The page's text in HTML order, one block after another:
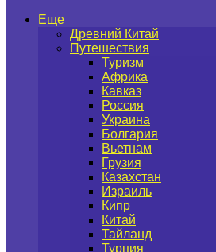
Еще
Древний Китай
Путешествия
Туризм
Африка
Кавказ
Россия
Украина
Болгария
Вьетнам
Грузия
Казахстан
Израиль
Кипр
Китай
Тайланд
Турция